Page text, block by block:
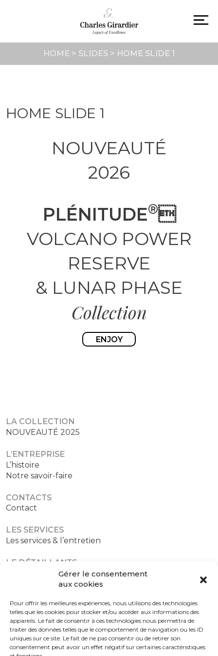
Gérer le consentement
aux cookies
Pour offrir les meilleures expériences, nous utilisons des technologies
telles que les cookies pour stocker et/ou accéder aux informations des
appareils. Le fait de consentir à ces technologies nous permettra de
traiter des données telles que le comportement de navigation ou les ID
uniques sur ce site. Le fait de ne pas consentir ou de retirer son
consentement peut avoir un effet négatif sur certaines caractéristiques
HOME > SLIDES > HOME SLIDE 1
HOME SLIDE 1
NOUVEAUTÉ
2026
PLÉNITUDE®
VOLCANO POWER
RESERVE
& LUNAR PHASE
Collection
ENJOY
LA COLLECTION
NOUVEAUTÉ 2025
L’ENTREPRISE
L’histoire
Notre savoir-faire
CONTACTS
Contact
LES SERVICES
Les services & l’entretien
LE DÉTAILLANTS
Les détaillants agréés
Politique de confidentialité Politique de cookies (UE)